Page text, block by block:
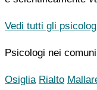
Vedi tutti gli
Psicologi nei
Osiglia Rialto